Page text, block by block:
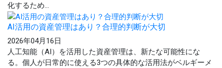
化するため...
AI活用の資産管理はあり？合理的判断が大切
2026年04月16日
人工知能（AI）を活用した資産管理は、新たな可能性にな
る。個人が日常的に使える3つの具体的な活用法がベルギーメ